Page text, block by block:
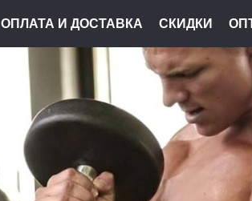
ОПЛАТА И ДОСТАВКА СКИДКИ